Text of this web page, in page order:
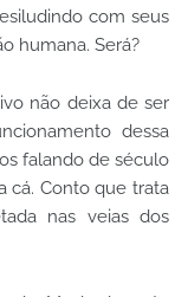
com seus
humana. Será?
não deixa de ser
dessa
falando de século
cá. Conto que trata
nas veias dos